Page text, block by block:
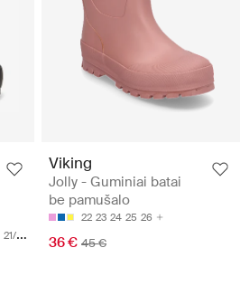
21/13.8CM 22/14.5CM
Viking
Jolly - Guminiai batai
be pamušalo
22 23 24 25 26
36 € 45 €